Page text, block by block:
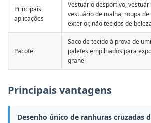
Principais
aplicações
Vestuário desportivo,
vestuário de malha, roupa
exterior, não tecidos de
Pacote
Saco de tecido à prova de
paletes empilhados para
granel
Principais vantagens
Desenho único de ranhuras cruzadas